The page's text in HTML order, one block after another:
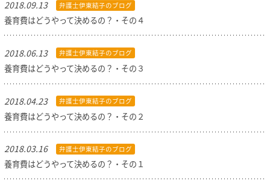
2018.09.13 弁護士伊東結子のブログ
養育費はどうやって決めるの？・その４
2018.06.13 弁護士伊東結子のブログ
養育費はどうやって決めるの？・その３
2018.04.23 弁護士伊東結子のブログ
養育費はどうやって決めるの？・その２
2018.03.16 弁護士伊東結子のブログ
養育費はどうやって決めるの？・その１